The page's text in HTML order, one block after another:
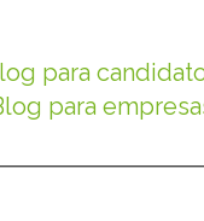
para
para